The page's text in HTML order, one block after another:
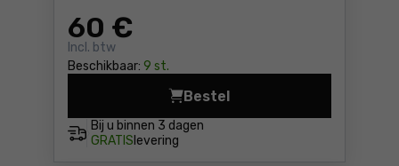
60 €
Incl. btw
Beschikbaar: 9 st.
Bij u binnen 3 dagen
GRATIS levering
Bestel
Metaal borenset DeWalt